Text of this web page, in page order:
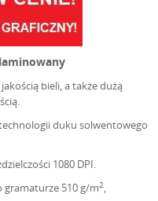
bieli, a także dużą
duku solwentowego
1080 DPI.
510 g/m2,